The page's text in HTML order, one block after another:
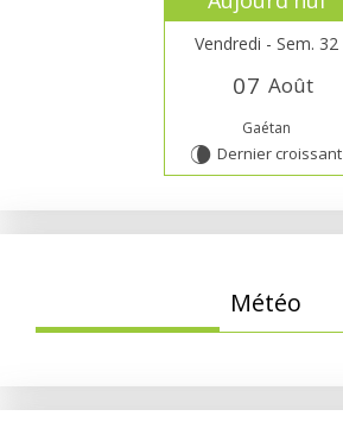
Vendredi - Sem. 32
07 Août
Gaétan
V Dernier croissant
Météo